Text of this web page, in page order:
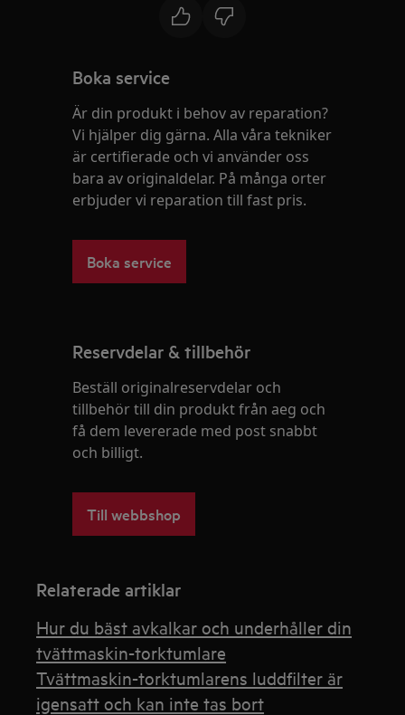
Boka service
Är din produkt i behov av reparation?
Vi hjälper dig gärna. Alla våra tekniker
är certifierade och vi använder oss
bara av originaldelar. På många orter
erbjuder vi reparation till fast pris.
Boka service
Reservdelar & tillbehör
Beställ originalreservdelar och
tillbehör till din produkt från aeg och
få dem levererade med post snabbt
och billigt.
Till webbshop
Relaterade artiklar
Hur du bäst avkalkar och underhåller din
tvättmaskin-torktumlare
Tvättmaskin-torktumlarens luddfilter är
igensatt och kan inte tas bort